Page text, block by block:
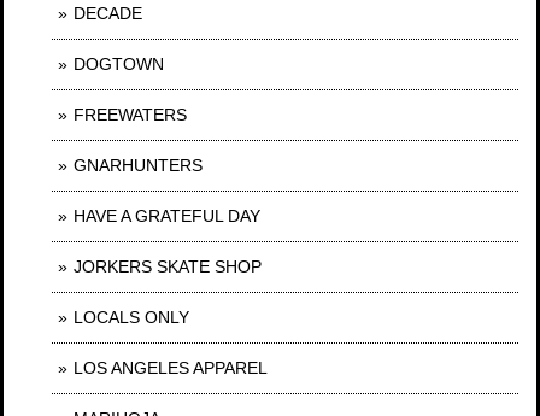
DECADE
DOGTOWN
FREEWATERS
GNARHUNTERS
HAVE A GRATEFUL DAY
JORKERS SKATE SHOP
LOCALS ONLY
LOS ANGELES APPAREL